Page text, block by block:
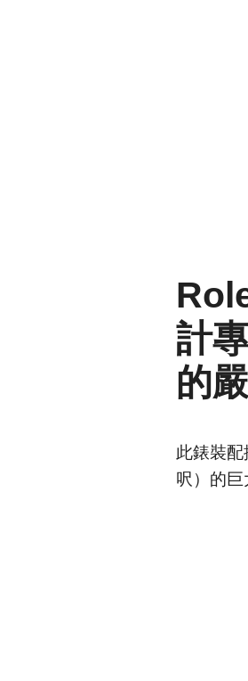
計
的
此錶裝
呎）的巨